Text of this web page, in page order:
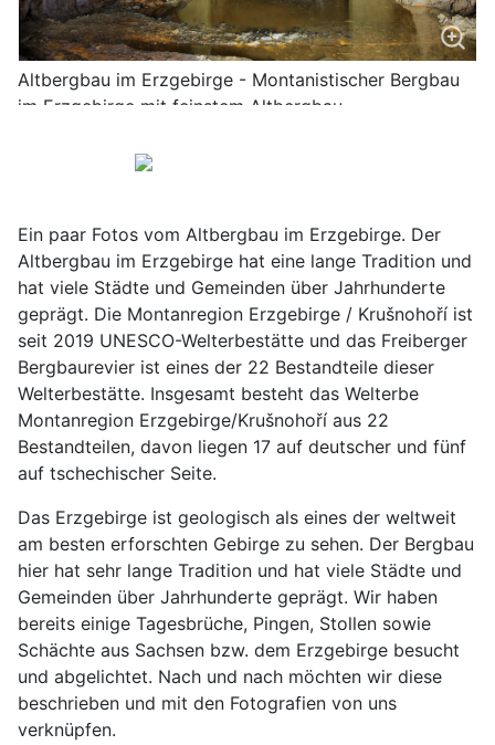
Altbergbau im Erzgebirge - Montanistischer Bergbau
im Erzgebirge mit feinstem Altbergbau
Ein paar Fotos vom Altbergbau im Erzgebirge. Der
Altbergbau im Erzgebirge hat eine lange Tradition und
hat viele Städte und Gemeinden über Jahrhunderte
geprägt. Die Montanregion Erzgebirge / Krušnohoří ist
seit 2019 UNESCO-Welterbestätte und das Freiberger
Bergbaurevier ist eines der 22 Bestandteile dieser
Welterbestätte. Insgesamt besteht das Welterbe
Montanregion Erzgebirge/Krušnohoří aus 22
Bestandteilen, davon liegen 17 auf deutscher und fünf
auf tschechischer Seite.
Das Erzgebirge ist geologisch als eines der weltweit
am besten erforschten Gebirge zu sehen. Der Bergbau
hier hat sehr lange Tradition und hat viele Städte und
Gemeinden über Jahrhunderte geprägt. Wir haben
bereits einige Tagesbrüche, Pingen, Stollen sowie
Schächte aus Sachsen bzw. dem Erzgebirge besucht
und abgelichtet. Nach und nach möchten wir diese
beschrieben und mit den Fotografien von uns
verknüpfen.